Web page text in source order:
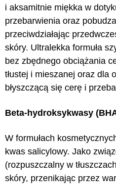
i aksamitnie miękka w
przebarwienia oraz
przeciwdziałając
skóry. Ultralekka formuła
bez zbędnego obciążania
tłustej i mieszanej oraz dla
błyszczącą się cerę i
Beta-hydroksykwasy
W formułach
kwas salicylowy. Jako
(rozpuszczalny w
skóry, przenikając przez